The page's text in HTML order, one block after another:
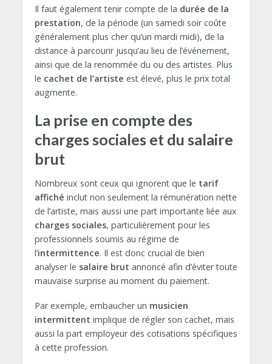
Il faut également tenir compte de la durée de la
prestation, de la période (un samedi soir coûte
généralement plus cher qu’un mardi midi), de la
distance à parcourir jusqu’au lieu de l’événement,
ainsi que de la renommée du ou des artistes. Plus
le cachet de l’artiste est élevé, plus le prix total
augmente.
La prise en compte des
charges sociales et du salaire
brut
Nombreux sont ceux qui ignorent que le tarif
affiché inclut non seulement la rémunération nette
de l’artiste, mais aussi une part importante liée aux
charges sociales, particulièrement pour les
professionnels soumis au régime de
l’intermittence. Il est donc crucial de bien
analyser le salaire brut annoncé afin d’éviter toute
mauvaise surprise au moment du paiement.
Par exemple, embaucher un musicien
intermittent implique de régler son cachet, mais
aussi la part employeur des cotisations spécifiques
à cette profession.